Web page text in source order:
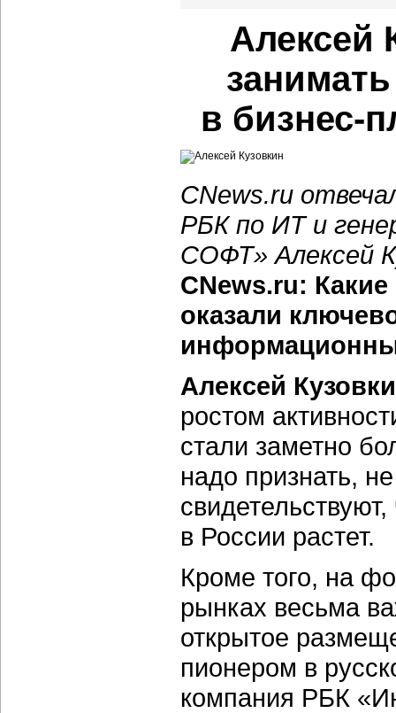
Алексей
в бизнес-
CNews.ru
РБК по ИТ и
СОФТ» Алексей
CNews.ru:
оказали
Алексей
ростом
стали заметно
надо признать,
в России растет.
Кроме того, на
рынках весьма
открытое
пионером в
компания РБК